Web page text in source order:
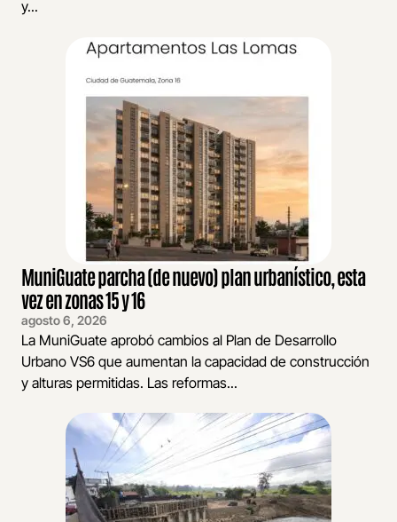
y...
MuniGuate parcha (de nuevo) plan urbanístico, esta
vez en zonas 15 y 16
agosto 6, 2026
La MuniGuate aprobó cambios al Plan de Desarrollo
Urbano VS6 que aumentan la capacidad de construcción
y alturas permitidas. Las reformas...